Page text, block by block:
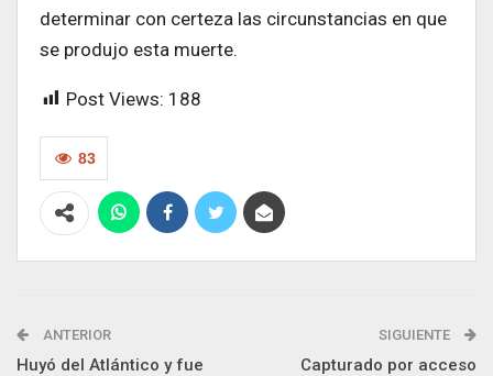
determinar con certeza las circunstancias en que
se produjo esta muerte.
Post Views: 188
83
ANTERIOR
Huyó del Atlántico y fue
SIGUIENTE
Capturado por acceso